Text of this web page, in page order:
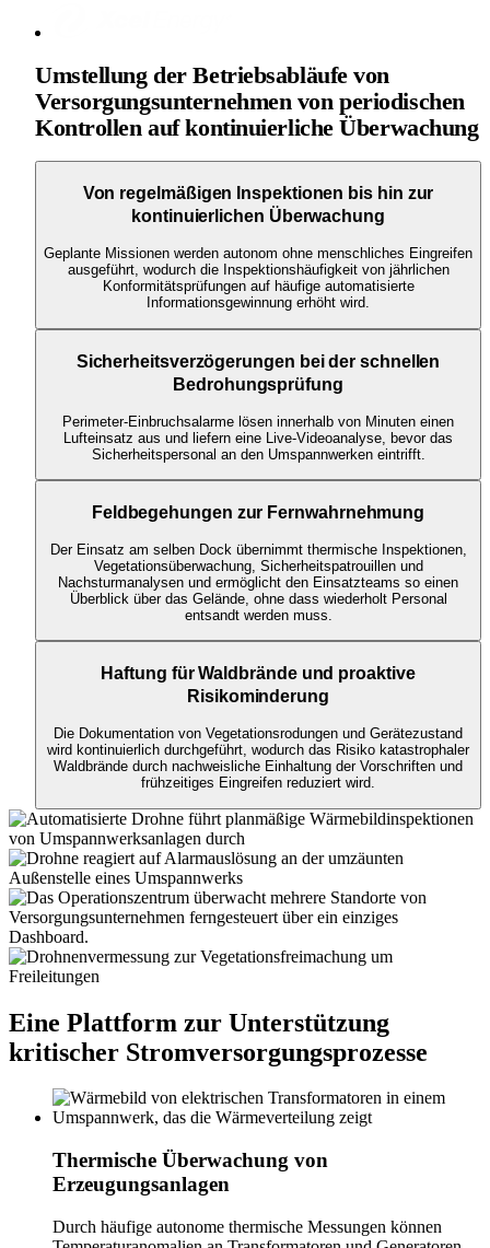
Umstellung der Betriebsabläufe von
Versorgungsunternehmen von periodischen
Kontrollen auf kontinuierliche Überwachung
Von regelmäßigen Inspektionen bis hin zur
kontinuierlichen Überwachung
Geplante Missionen werden autonom ohne menschliches Eingreifen
ausgeführt, wodurch die Inspektionshäufigkeit von jährlichen
Konformitätsprüfungen auf häufige automatisierte
Informationsgewinnung erhöht wird.
Sicherheitsverzögerungen bei der schnellen
Bedrohungsprüfung
Perimeter-Einbruchsalarme lösen innerhalb von Minuten einen
Lufteinsatz aus und liefern eine Live-Videoanalyse, bevor das
Sicherheitspersonal an den Umspannwerken eintrifft.
Feldbegehungen zur Fernwahrnehmung
Der Einsatz am selben Dock übernimmt thermische Inspektionen,
Vegetationsüberwachung, Sicherheitspatrouillen und
Nachsturmanalysen und ermöglicht den Einsatzteams so einen
Überblick über das Gelände, ohne dass wiederholt Personal
entsandt werden muss.
Haftung für Waldbrände und proaktive
Risikominderung
Die Dokumentation von Vegetationsrodungen und Gerätezustand
wird kontinuierlich durchgeführt, wodurch das Risiko katastrophaler
Waldbrände durch nachweisliche Einhaltung der Vorschriften und
frühzeitiges Eingreifen reduziert wird.
Eine Plattform zur Unterstützung
kritischer Stromversorgungsprozesse
Thermische Überwachung von
Erzeugungsanlagen
Durch häufige autonome thermische Messungen können